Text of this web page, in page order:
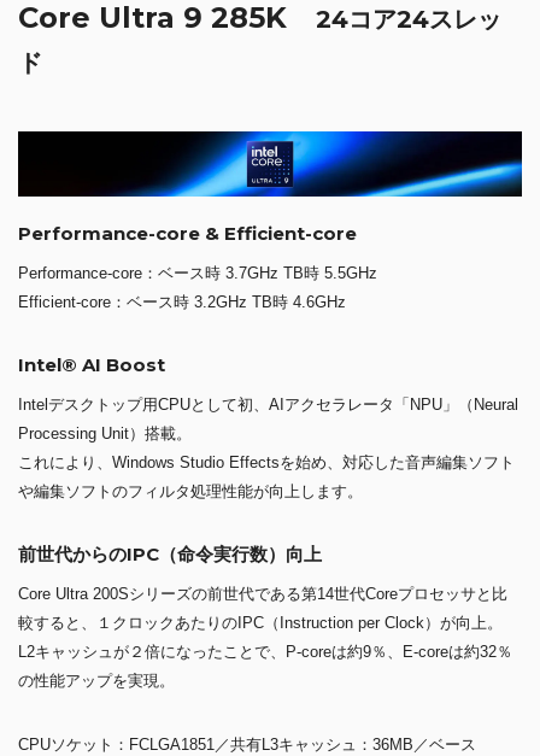
Core Ultra 9 285K 24コア24スレッ
ド
Performance-core & Efficient-core
Performance-core：ベース時 3.7GHz TB時 5.5GHz
Efficient-core：ベース時 3.2GHz TB時 4.6GHz
Intel® AI Boost
Intelデスクトップ用CPUとして初、AIアクセラレータ「NPU」（Neural
Processing Unit）搭載。
これにより、Windows Studio Effectsを始め、対応した音声編集ソフト
や編集ソフトのフィルタ処理性能が向上します。
前世代からのIPC（命令実行数）向上
Core Ultra 200Sシリーズの前世代である第14世代Coreプロセッサと比
較すると、１クロックあたりのIPC（Instruction per Clock）が向上。
L2キャッシュが２倍になったことで、P-coreは約9％、E-coreは約32％
の性能アップを実現。
CPUソケット：FCLGA1851／共有L3キャッシュ：36MB／ベース